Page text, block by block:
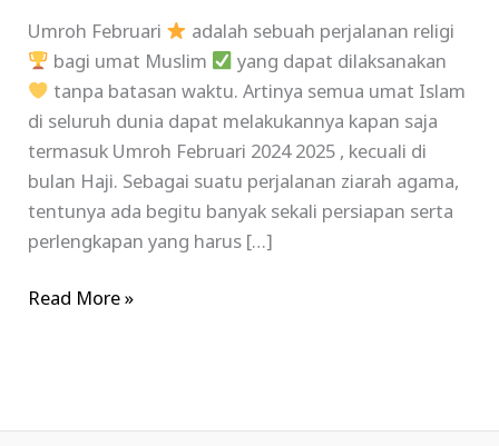
Umroh Februari
adalah sebuah perjalanan religi
bagi umat Muslim
yang dapat dilaksanakan
tanpa batasan waktu. Artinya semua umat Islam
di seluruh dunia dapat melakukannya kapan saja
termasuk Umroh Februari 2024 2025 , kecuali di
bulan Haji. Sebagai suatu perjalanan ziarah agama,
tentunya ada begitu banyak sekali persiapan serta
perlengkapan yang harus […]
Read More »